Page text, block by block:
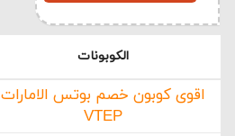
الكوبونات
اقوى كوبون خصم بوتس الامارات
VTEP